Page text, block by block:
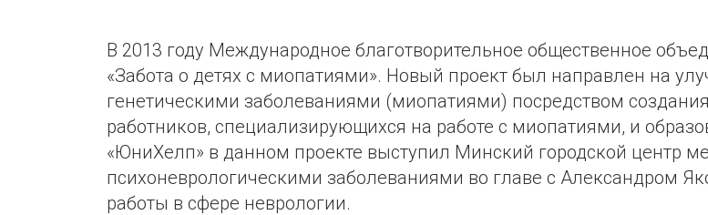
В 2013 году Международное благотворительное общественное
«Забота о детях с миопатиями». Новый проект был направлен на
генетическими заболеваниями (миопатиями) посредством
работников, специализирующихся на работе с миопатиями, и
«ЮниХелп» в данном проекте выступил Минский городской центр
психоневрологическими заболеваниями во главе с Александром
работы в сфере неврологии.